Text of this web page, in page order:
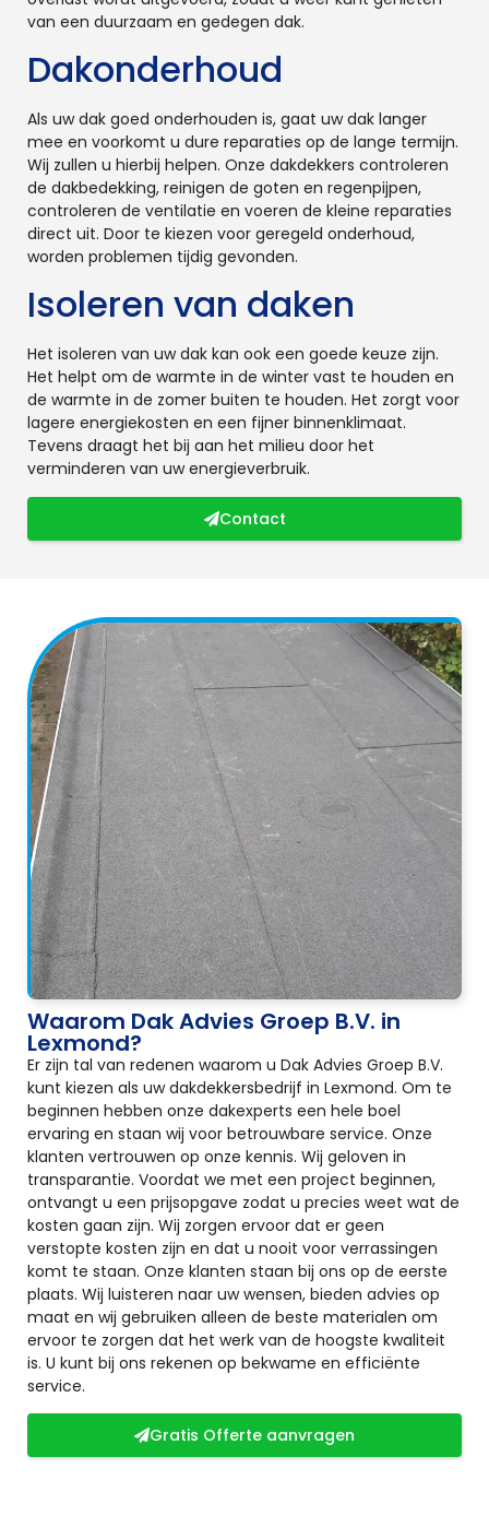
van een duurzaam en gedegen dak.
Dakonderhoud
Als uw dak goed onderhouden is, gaat uw dak langer
mee en voorkomt u dure reparaties op de lange termijn.
Wij zullen u hierbij helpen. Onze dakdekkers controleren
de dakbedekking, reinigen de goten en regenpijpen,
controleren de ventilatie en voeren de kleine reparaties
direct uit. Door te kiezen voor geregeld onderhoud,
worden problemen tijdig gevonden.
Isoleren van daken
Het isoleren van uw dak kan ook een goede keuze zijn.
Het helpt om de warmte in de winter vast te houden en
de warmte in de zomer buiten te houden. Het zorgt voor
lagere energiekosten en een fijner binnenklimaat.
Tevens draagt het bij aan het milieu door het
verminderen van uw energieverbruik.
Contact
Waarom Dak Advies Groep B.V. in
Lexmond?
Er zijn tal van redenen waarom u Dak Advies Groep B.V.
kunt kiezen als uw dakdekkersbedrijf in Lexmond. Om te
beginnen hebben onze dakexperts een hele boel
ervaring en staan wij voor betrouwbare service. Onze
klanten vertrouwen op onze kennis. Wij geloven in
transparantie. Voordat we met een project beginnen,
ontvangt u een prijsopgave zodat u precies weet wat de
kosten gaan zijn. Wij zorgen ervoor dat er geen
verstopte kosten zijn en dat u nooit voor verrassingen
komt te staan. Onze klanten staan bij ons op de eerste
plaats. Wij luisteren naar uw wensen, bieden advies op
maat en wij gebruiken alleen de beste materialen om
ervoor te zorgen dat het werk van de hoogste kwaliteit
is. U kunt bij ons rekenen op bekwame en efficiënte
service.
Gratis Offerte aanvragen